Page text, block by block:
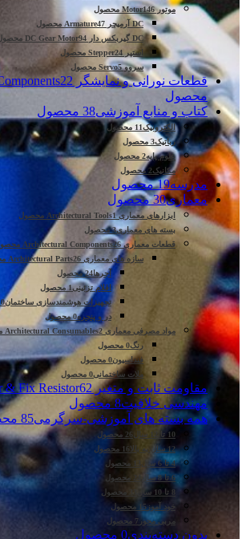
موتور Motor146 محصول
DC آرمیچر Armature
47 محصول
DC گیربکس دار DC Gear Motor
94 محصول
استپر Stepper 24 محصول
سروو Servo5 محصول
قطعات نورانی و نمایشگر Light & Display Components 22
محصول
کتاب و منابع آموزشی38 محصول
الکترونیک11 محصول
رباتیک3 محصول
علوم پایه2 محصول
مکانیک2 محصول
مدرسه19 محصول
معماری30 محصول
ابزارهای معماری Architectural Tools1 محصول
بسته های معماری3 محصول
قطعات معماری Architectural Components26 محصول
سازه های معماری Architectural Parts26 محصول
آجرها24 محصول
اقلام تزئینی1 محصول
تجهیزات هوشمندسازی ساختمان0 محصول
در و پنجره0 محصول
مواد مصرفی معماری Architectural Consumables2 محصول
رنگ0 محصول
فنداسیون0 محصول
ملات ساختمانی0 محصول
مقاومت ثابت و متغیر Var & Fix Resistor62 محصول
مهندسی خلاقیت8 محصول
همه بسته های آموزشی-سرگرمی85 محصول
10 تا 12 سال
26 محصول
12 سال به بالا
16 محصول
4 تا 6 سال
13 محصول
6 تا 8 سال
8 تا 10 سال
33 محصول
خود آموز15 محصول
مربی محور 7 محصول
بدون دسته‌بندی0 محصول